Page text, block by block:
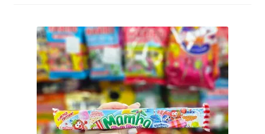
DETERGENT
SOLUȚII CURĂȚENIE
ÎNGRIJIRE
PERSONALĂ